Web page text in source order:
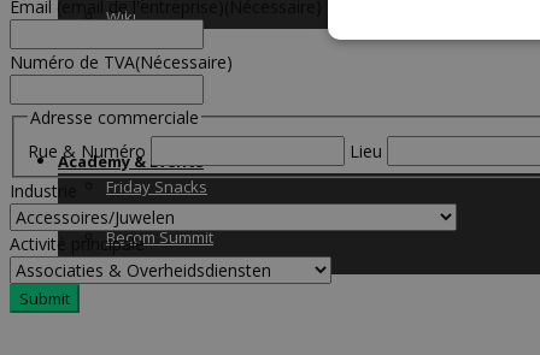
Wiki
Academy & Events
Friday Snacks
Formations
Becom Summit
Becom Awards
Email (email de l'entreprise)
Numéro de TVA(Nécessaire)
Adresse commerciale
Rue & Numéro
Lieu
Industrie
Activité principale